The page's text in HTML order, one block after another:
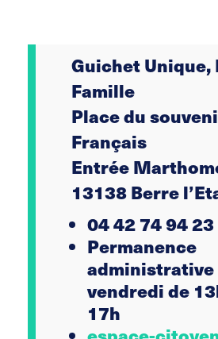
Guichet Unique,
Famille
Place du
Français
Entrée
13138 Berre
04 42 74 94
Permanence
administrative
vendredi de
17h